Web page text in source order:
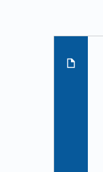
R
–
List of subpages: